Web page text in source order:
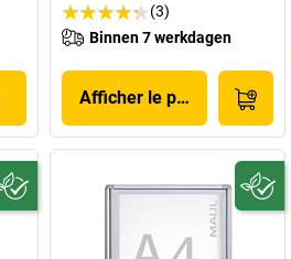
(3)
Binnen 7 werkdagen
Afficher le produit